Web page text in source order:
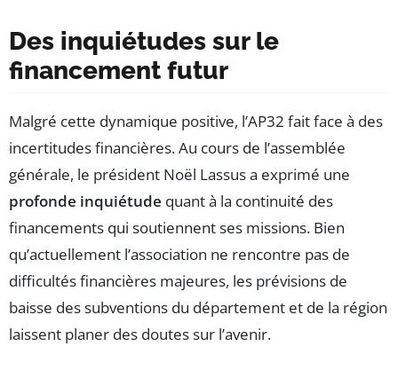
Des inquiétudes sur le
financement futur
Malgré cette dynamique positive, l’AP32 fait face à des
incertitudes financières. Au cours de l’assemblée
générale, le président Noël Lassus a exprimé une
profonde inquiétude quant à la continuité des
financements qui soutiennent ses missions. Bien
qu’actuellement l’association ne rencontre pas de
difficultés financières majeures, les prévisions de
baisse des subventions du département et de la région
laissent planer des doutes sur l’avenir.